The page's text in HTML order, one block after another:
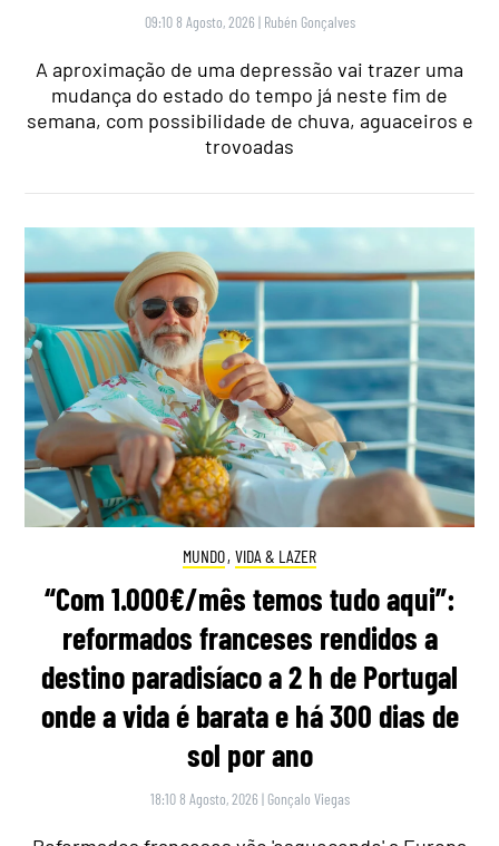
09:10 8 Agosto, 2026 | Rubén Gonçalves
A aproximação de uma depressão vai trazer uma
mudança do estado do tempo já neste fim de
semana, com possibilidade de chuva, aguaceiros e
trovoadas
MUNDO, VIDA & LAZER
“Com 1.000€/mês temos tudo aqui”:
reformados franceses rendidos a
destino paradisíaco a 2 h de Portugal
onde a vida é barata e há 300 dias de
sol por ano
18:10 8 Agosto, 2026 | Gonçalo Viegas